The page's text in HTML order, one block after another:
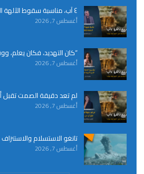
٤ آب، مناسبة سقوط الآلهة المتخمة بالتفاهة
أغسطس 7, 2026
“كان التهديد، فكان يعلم، ووقع
أغسطس 7, 2026
لم تعد دقيقة الصمت تقبل
أغسطس 7, 2026
تانغو الاستسلام والاستنزاف
أغسطس 7, 2026